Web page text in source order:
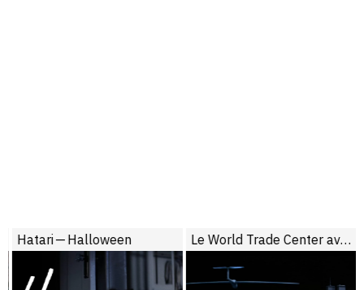
Hatari — Halloween Le World Trade Center avant la catastrophe